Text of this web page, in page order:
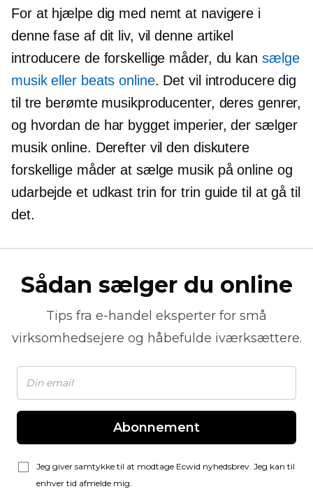
For at hjælpe dig med nemt at navigere i
denne fase af dit liv, vil denne artikel
introducere de forskellige måder, du kan sælge
musik eller beats online. Det vil introducere dig
til tre berømte musikproducenter, deres genrer,
og hvordan de har bygget imperier, der sælger
musik online. Derefter vil den diskutere
forskellige måder at sælge musik på online og
udarbejde et udkast trin for trin guide til at gå til
det.
Sådan sælger du online
Tips fra e-handel eksperter for små
virksomhedsejere og håbefulde iværksættere.
Abonnement
Jeg giver samtykke til at modtage Ecwid nyhedsbrev. Jeg kan til
enhver tid afmelde mig.